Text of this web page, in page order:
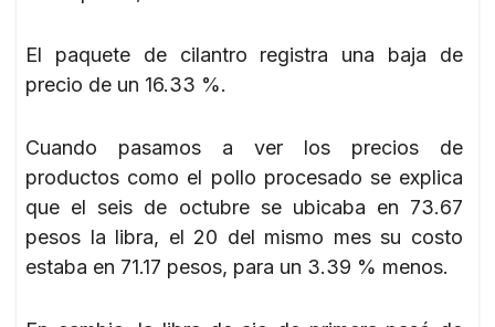
El paquete de cilantro registra una baja de
precio de un 16.33 %.
Cuando pasamos a ver los precios de
productos como el pollo procesado se explica
que el seis de octubre se ubicaba en 73.67
pesos la libra, el 20 del mismo mes su costo
estaba en 71.17 pesos, para un 3.39 % menos.